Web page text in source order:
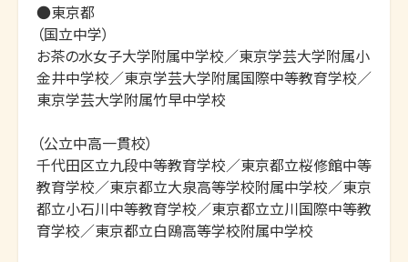
●東京都
（国立中学）
お茶の水女子大学附属中学校／東京学芸大学附属小
金井中学校／東京学芸大学附属国際中等教育学校／
東京学芸大学附属竹早中学校
（公立中高一貫校）
千代田区立九段中等教育学校／東京都立桜修館中等
教育学校／東京都立大泉高等学校附属中学校／東京
都立小石川中等教育学校／東京都立立川国際中等教
育学校／東京都立白鴎高等学校附属中学校